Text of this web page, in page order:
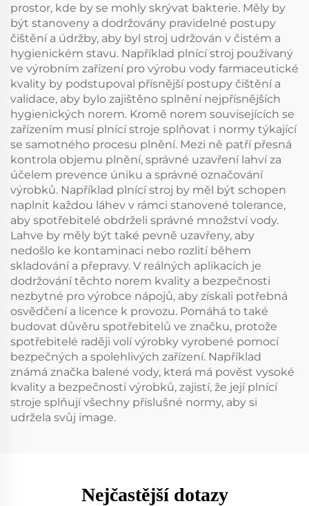
prostor, kde by se mohly skrývat bakterie. Měly by
být stanoveny a dodržovány pravidelné postupy
čištění a údržby, aby byl stroj udržován v čistém a
hygienickém stavu. Například plnící stroj používaný
ve výrobním zařízení pro výrobu vody farmaceutické
kvality by podstupoval přísnější postupy čištění a
validace, aby bylo zajištěno splnění nejpřísnějších
hygienických norem. Kromě norem souvisejících se
zařízením musí plnící stroje splňovat i normy týkající
se samotného procesu plnění. Mezi ně patří přesná
kontrola objemu plnění, správné uzavření lahví za
účelem prevence úniku a správné označování
výrobků. Například plnící stroj by měl být schopen
naplnit každou láhev v rámci stanovené tolerance,
aby spotřebitelé obdrželi správné množství vody.
Lahve by měly být také pevně uzavřeny, aby
nedošlo ke kontaminaci nebo rozlití během
skladování a přepravy. V reálných aplikacích je
dodržování těchto norem kvality a bezpečnosti
nezbytné pro výrobce nápojů, aby získali potřebná
osvědčení a licence k provozu. Pomáhá to také
budovat důvěru spotřebitelů ve značku, protože
spotřebitelé raději volí výrobky vyrobené pomocí
bezpečných a spolehlivých zařízení. Například
známá značka balené vody, která má pověst vysoké
kvality a bezpečnosti výrobků, zajistí, že její plnící
stroje splňují všechny příslušné normy, aby si
udržela svůj image.
Nejčastější dotazy